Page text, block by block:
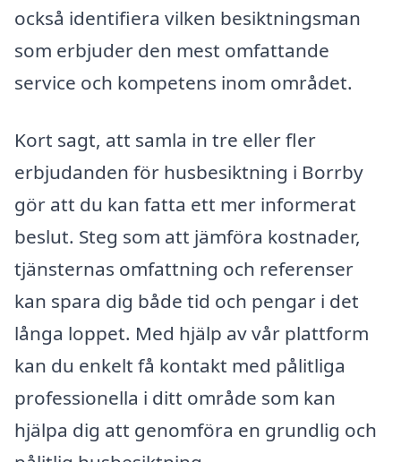
också identifiera vilken besiktningsman
som erbjuder den mest omfattande
service och kompetens inom området.
Kort sagt, att samla in tre eller fler
erbjudanden för husbesiktning i Borrby
gör att du kan fatta ett mer informerat
beslut. Steg som att jämföra kostnader,
tjänsternas omfattning och referenser
kan spara dig både tid och pengar i det
långa loppet. Med hjälp av vår plattform
kan du enkelt få kontakt med pålitliga
professionella i ditt område som kan
hjälpa dig att genomföra en grundlig och